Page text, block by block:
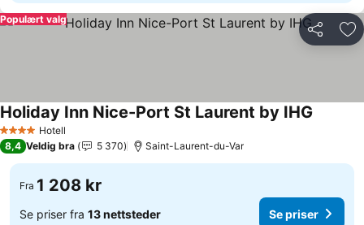
Del
Populært valg
4 StjernerHotell
Holiday Inn Nice-Port St Laurent by IHG
8,4 Veldig bra 5 370 Saint-Laurent-du-Var
Fra 1 208 kr
Se priser fra 13 nettsteder Se priser